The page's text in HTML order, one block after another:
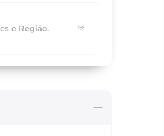
e Região.